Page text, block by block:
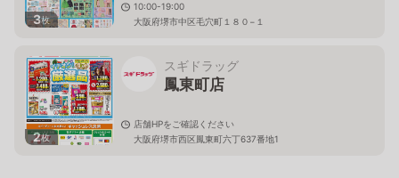
3枚
10:00-19:00
大阪府堺市中区毛穴町１８０−１
2枚
スギドラッグ
鳳東町店
店舗HPをご確認ください
大阪府堺市西区鳳東町六丁637番地1